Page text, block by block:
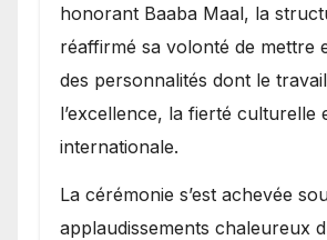
honorant Baaba Maal, la
réaffirmé sa volonté de mettre
des personnalités dont le
l’excellence, la fierté culturelle
internationale.
​La cérémonie s’est achevée
applaudissements chaleureux